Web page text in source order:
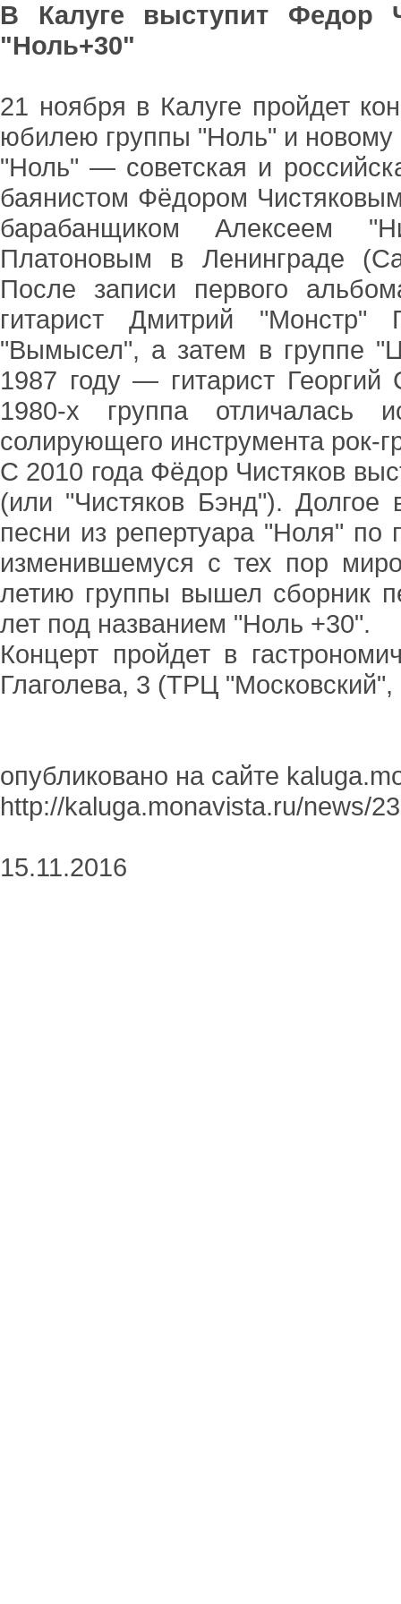
В Калуге выступит Федор
"Ноль+30"
21 ноября в Калуге пройдет
юбилею группы "Ноль" и
"Ноль" — советская и
баянистом Фёдором
барабанщиком Алексеем
Платоновым в Ленинграде
После записи первого
гитарист Дмитрий "Монстр"
"Вымысел", а затем в группе
1987 году — гитарист
1980-х группа отличалась
солирующего инструмента рок-
С 2010 года Фёдор Чистяков
(или "Чистяков Бэнд"). Долгое
песни из репертуара "Ноля" по
изменившемуся с тех пор
летию группы вышел сборник
лет под названием "Ноль +30".
Концерт пройдет в
Глаголева, 3 (ТРЦ
опубликовано на сайте
http://kaluga.monavista.ru/news/
15.11.2016